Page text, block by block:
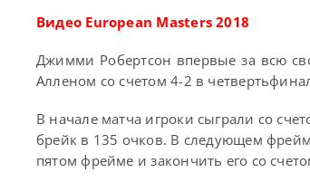
Видео European Masters 2018
Джимми Робертсон впервые за всю
Алленом со счетом 4-2 в
В начале матча игроки сыграли со
брейк в 135 очков. В следующем
пятом фрейме и закончить его со